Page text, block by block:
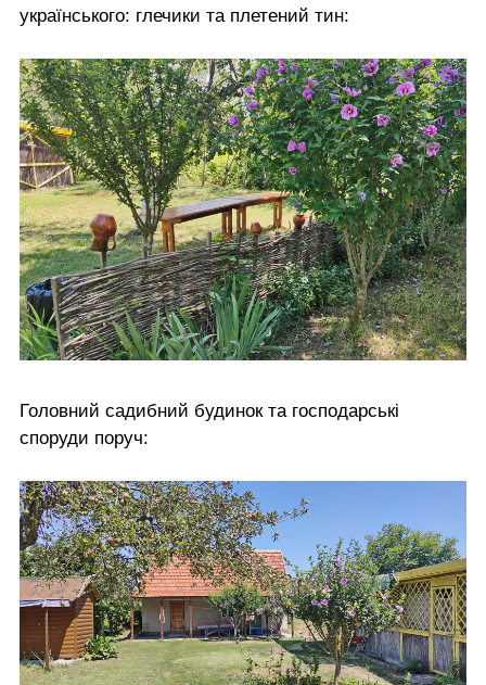
українського: глечики та плетений тин:
Головний садибний будинок та господарські
споруди поруч: